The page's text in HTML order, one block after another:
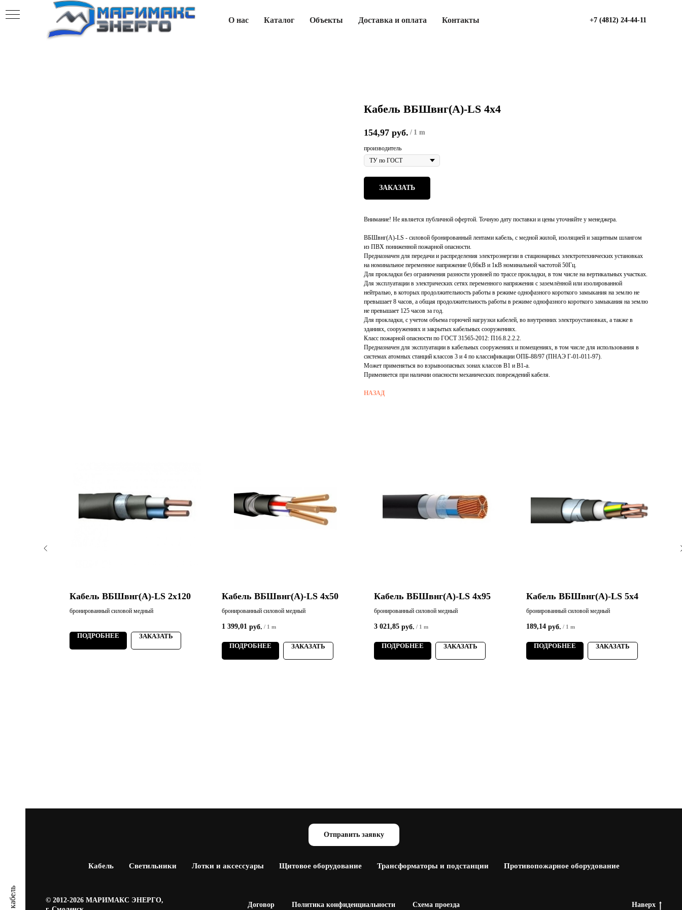
О нас Каталог Объекты Доставка и оплата Контакты +7 (4812) 24-44-11
Кабель ВБШвнг(А)-LS 4х4
154,97 руб. / 1 m
производитель
ЗАКАЗАТЬ
Внимание! Не является публичной офертой. Точную дату поставки и цены уточняйте у менеджера.
ВБШвнг(А)-LS - силовой бронированный лентами кабель, с медной жилой, изоляцией и защитным шлангом
из ПВХ пониженной пожарной опасности.
Предназначен для передачи и распределения электроэнергии в стационарных электротехнических установках
на номинальное переменное напряжение 0,66кВ и 1кВ номинальной частотой 50Гц.
Для прокладки без ограничения разности уровней по трассе прокладки, в том числе на вертикальных участках.
Для эксплуатации в электрических сетях переменного напряжения с заземлённой или изолированной
нейтралью, в которых продолжительность работы в режиме однофазного короткого замыкания на землю не
превышает 8 часов, а общая продолжительность работы в режиме однофазного короткого замыкания на землю
не превышает 125 часов за год.
Для прокладки, с учетом объема горючей нагрузки кабелей, во внутренних электроустановках, а также в
зданиях, сооружениях и закрытых кабельных сооружениях.
Класс пожарной опасности по ГОСТ 31565-2012: П1б.8.2.2.2.
Предназначен для эксплуатации в кабельных сооружениях и помещениях, в том числе для использования в
системах атомных станций классов 3 и 4 по классификации ОПБ-88/97 (ПНАЭ Г-01-011-97).
Может применяться во взрывоопасных зонах классов В1 и В1-а.
Применяется при наличии опасности механических повреждений кабеля.
НАЗАД
Кабель ВБШвнг(А)-LS 2х120
бронированный силовой медный
ПОДРОБНЕЕ ЗАКАЗАТЬ
Кабель ВБШвнг(А)-LS 4х50
бронированный силовой медный
1 399,01 руб. / 1 m
ПОДРОБНЕЕ ЗАКАЗАТЬ
Кабель ВБШвнг(А)-LS 4х95
бронированный силовой медный
3 021,85 руб. / 1 m
ПОДРОБНЕЕ ЗАКАЗАТЬ
Кабель ВБШвнг(А)-LS 5х4
бронированный силовой медный
189,14 руб. / 1 m
ПОДРОБНЕЕ ЗАКАЗАТЬ
Отправить заявку
Кабель Светильники Лотки и аксессуары Щитовое оборудование Трансформаторы и подстанции Противопожарное оборудование
© 2012-2026 МАРИМАКС ЭНЕРГО,
Договор Политика конфиденциальности Схема проезда Наверх